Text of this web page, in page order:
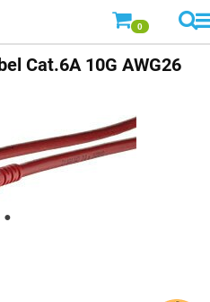
0
Cat.6A 10G AWG26